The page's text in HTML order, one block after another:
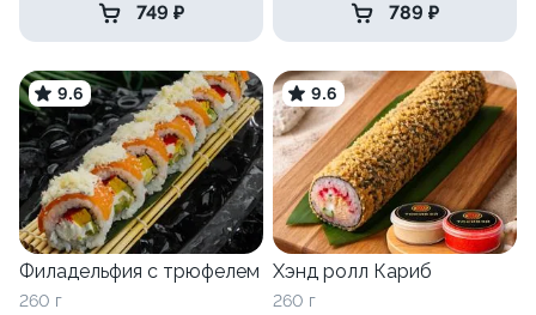
749 ₽ 789 ₽
9.6
Филадельфия с трюфелем
260 г
9.6
Хэнд ролл Кариб
260 г